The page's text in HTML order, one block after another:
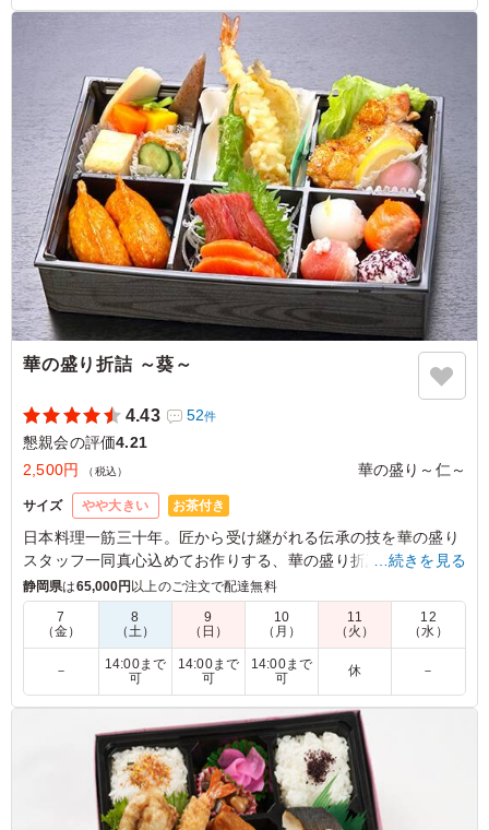
回良かったので期待していたのですが、若干ボリュームが
ご利用シーン：懇親会 ›懇親会
愛知県豊田市高美町2026/03/16
華の盛り折詰 ～葵～
4.43 52件
懇親会の評価4.21
2,500円
（税込） 華の盛り～仁～
サイズ やや大きい お茶付き
日本料理一筋三十年。匠から受け継がれる伝承の技を華の盛り
スタッフ一同真心込めてお作りする、華の盛り折詰シリーズ。
当店人気の手まり寿司が入り、美しく盛りつけし、お届けさせ
ていただきます。
トヨタ自動車株式会社
刺身や手まり寿司、天ぷらと見た目も非常に華やかで高級
感がある点が良いと思いました。 幅広い年齢の方に喜ば
れるお弁当の内容だと思いました。デザートまで入ってい
るのは嬉しいです。
ご利用シーン：懇親会›懇親会
愛知県豊田市保見町2026/06/23
…続きを見る
静岡県は65,000円 以上のご注文で配達無料
7
（金）
8
（土）
9
（日）
10
（月）
11
（火）
12
（水）
－
14:00まで
可
14:00まで
可
14:00まで
可
休 －